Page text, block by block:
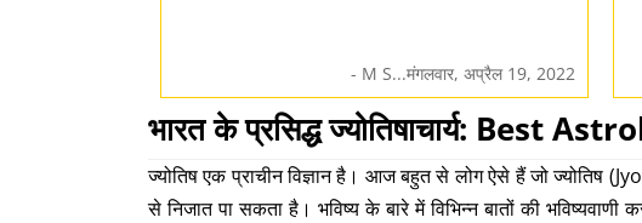
- M S...मंगलवार, अप्रैल 19, 2022
भारत के प्रसिद्ध ज्योतिषाचार्य: Best
ज्योतिष एक प्राचीन विज्ञान है। आज बहुत से लोग ऐसे हैं जो ज्योतिष
से निजात पा सकता है। भविष्य के बारे में विभिन्न बातों की